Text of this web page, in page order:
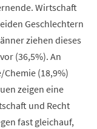
Wirtschaft
Geschlechtern
ziehen dieses
(36,5%). An
(18,9%)
zeigen eine
und Recht
fast gleichauf,